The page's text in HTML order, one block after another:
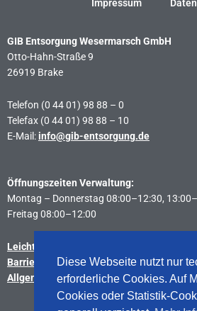
Impressum
GIB Entsorgung Wesermarsch GmbH
Otto-Hahn-Straße 9
26919 Brake
Telefon (0 44 01) 98 88 – 0
Telefax (0 44 01) 98 88 – 10
E-Mail: info@gib-entsorgung.de
Öffnungszeiten Verwaltung:
Montag – Donnerstag 08:00–12:30,
Freitag 08:00–12:00
Leichte Sprache
Barrierefreiheitserklärung
Allgemeine Geschäftsbedingungen
Diese Webseite nutzt nur
erforderliche Cookies. Auf
Cookies oder Statistik-